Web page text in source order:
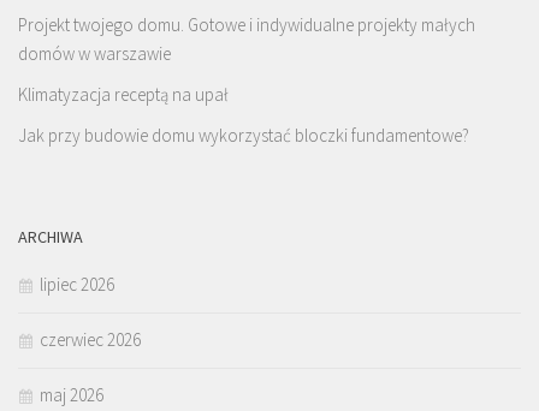
Projekt twojego domu. Gotowe i indywidualne projekty małych
domów w warszawie
Klimatyzacja receptą na upał
Jak przy budowie domu wykorzystać bloczki fundamentowe?
ARCHIWA
lipiec 2026
czerwiec 2026
maj 2026